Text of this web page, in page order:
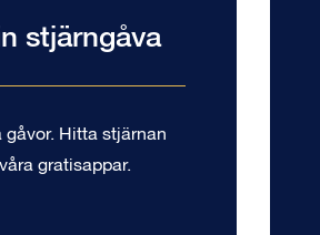
stjärngåva
Hitta stjärnan
gratisappar.